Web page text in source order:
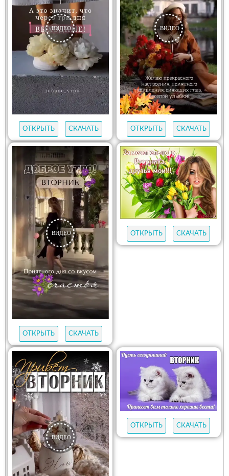
ОТКРЫТЬ СКАЧАТЬ ОТКРЫТЬ СКАЧАТЬ
ОТКРЫТЬ СКАЧАТЬ
ОТКРЫТЬ СКАЧАТЬ
ОТКРЫТЬ СКАЧАТЬ